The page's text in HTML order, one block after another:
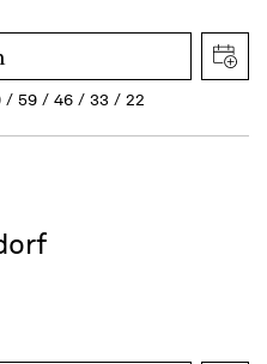
59 46 33 22